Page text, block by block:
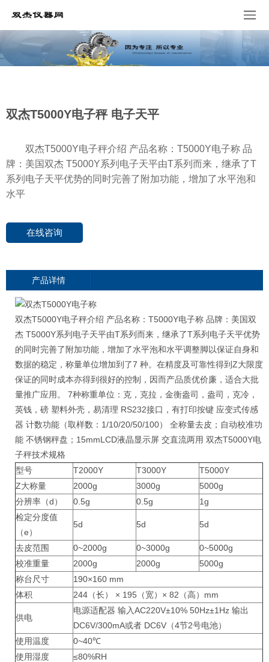
双杰T5000Y电子秤 电子天平
双杰T5000Y电子秤介绍 产品名称：T5000Y电子称 品
牌：美国双杰 T5000Y系列电子天平由T系列而来，继承了T
系列电子天平优势的同时完善了附加功能，增加了水平泡和
水平
在线咨询
产品详情
双杰T5000Y电子秤介绍 产品名称：T5000Y电子称 品牌：美国双
杰 T5000Y系列电子天平由T系列而来，继承了T系列电子天平优势
的同时完善了附加功能，增加了水平泡和水平调整脚以保证自身和
数据的稳定，称量单位增加到了7 种。在精度及可靠性得到Z大限度
保证的同时成本亦得到很好的控制，因而产品质优价廉，适合大批
量推广应用。 7种称重单位：克，克拉，金衡盎司，盎司，克冷，
英钱，磅 塑料外壳，易清理 RS232接口，有打印按键 应变式传感
器 计数功能（取样数：1/10/20/50/100） 全称量去皮；自动校准功
能 不锈钢秤盘；15mmLCD液晶显示屏 交直流两用 双杰T5000Y电
子秤技术规格
型号
T2000Y T3000Y
T5000Y
Z大称量
2000g 3000g
5000g
分辨率（d）
0.5g 0.5g
1g
检定分度值
（e）
5d 5d 5d
去皮范围 0~2000g 0~3000g
0~5000g
校准重量
2000g 2000g
5000g
称台尺寸
190×160 mm
体积
244（长） × 195（宽）× 82（高）mm
供电
电源适配器 输入AC220V±10% 50Hz±1Hz 输出
DC6V/300mA或者 DC6V（4节2号电池）
使用温度
0~40℃
使用湿度
≤80%RH